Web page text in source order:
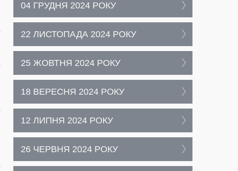
04 ГРУДНЯ 2024 РОКУ
22 ЛИСТОПАДА 2024 РОКУ
25 ЖОВТНЯ 2024 РОКУ
18 ВЕРЕСНЯ 2024 РОКУ
12 ЛИПНЯ 2024 РОКУ
26 ЧЕРВНЯ 2024 РОКУ